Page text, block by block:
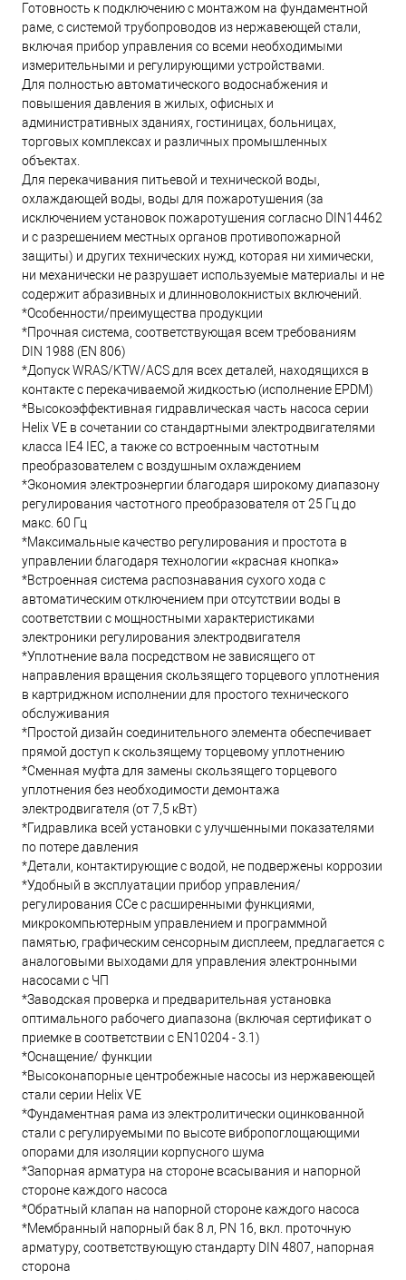
Готовность к подключению с монтажом на фундаментной
раме, с системой трубопроводов из нержавеющей стали,
включая прибор управления со всеми необходимыми
измерительными и регулирующими устройствами.
Для полностью автоматического водоснабжения и
повышения давления в жилых, офисных и
административных зданиях, гостиницах, больницах,
торговых комплексах и различных промышленных
объектах.
Для перекачивания питьевой и технической воды,
охлаждающей воды, воды для пожаротушения (за
исключением установок пожаротушения согласно DIN14462
и с разрешением местных органов противопожарной
защиты) и других технических нужд, которая ни химически,
ни механически не разрушает используемые материалы и не
содержит абразивных и длинноволокнистых включений.
*Особенности/преимущества продукции
*Прочная система, соответствующая всем требованиям
DIN 1988 (EN 806)
*Допуск WRAS/KTW/ACS для всех деталей, находящихся в
контакте с перекачиваемой жидкостью (исполнение EPDM)
*Высокоэффективная гидравлическая часть насоса серии
Helix VЕ в сочетании со стандартными электродвигателями
класса IE4 IEC, а также со встроенным частотным
преобразователем с воздушным охлаждением
*Экономия электроэнергии благодаря широкому диапазону
регулирования частотного преобразователя от 25 Гц до
макс. 60 Гц
*Максимальные качество регулирования и простота в
управлении благодаря технологии «красная кнопка»
*Встроенная система распознавания сухого хода с
автоматическим отключением при отсутствии воды в
соответствии с мощностными характеристиками
электроники регулирования электродвигателя
*Уплотнение вала посредством не зависящего от
направления вращения скользящего торцевого уплотнения
в картриджном исполнении для простого технического
обслуживания
*Простой дизайн соединительного элемента обеспечивает
прямой доступ к скользящему торцевому уплотнению
*Сменная муфта для замены скользящего торцевого
уплотнения без необходимости демонтажа
электродвигателя (от 7,5 кВт)
*Гидравлика всей установки с улучшенными показателями
по потере давления
*Детали, контактирующие с водой, не подвержены коррозии
*Удобный в эксплуатации прибор управления/
регулирования CCe с расширенными функциями,
микрокомпьютерным управлением и программной
памятью, графическим сенсорным дисплеем, предлагается с
аналоговыми выходами для управления электронными
насосами с ЧП
*Заводская проверка и предварительная установка
оптимального рабочего диапазона (включая сертификат о
приемке в соответствии с EN10204 - 3.1)
*Оснащение/ функции
*Высоконапорные центробежные насосы из нержавеющей
стали серии Helix VE
*Фундаментная рама из электролитически оцинкованной
стали с регулируемыми по высоте вибропоглощающими
опорами для изоляции корпусного шума
*Запорная арматура на стороне всасывания и напорной
стороне каждого насоса
*Обратный клапан на напорной стороне каждого насоса
*Мембранный напорный бак 8 л, PN 16, вкл. проточную
арматуру, соответствующую стандарту DIN 4807, напорная
сторона